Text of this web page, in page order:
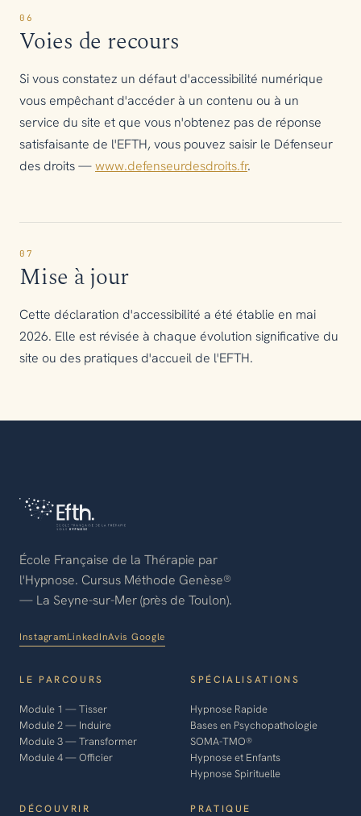
06
Voies de recours
Si vous constatez un défaut d'accessibilité numérique
vous empêchant d'accéder à un contenu ou à un
service du site et que vous n'obtenez pas de réponse
satisfaisante de l'EFTH, vous pouvez saisir le Défenseur
des droits —www.defenseurdesdroits.fr.
07
Mise à jour
Cette déclaration d'accessibilité a été établie en mai
2026. Elle est révisée à chaque évolution significative du
site ou des pratiques d'accueil de l'EFTH.
École Française de la Thérapie par
l'Hypnose. Cursus Méthode Genèse®
— La Seyne-sur-Mer (près de Toulon).
InstagramLinkedInAvis Google
LE PARCOURS
Module 1 — Tisser
Module 2 — Induire
Module 3 — Transformer
Module 4 — Officier
SPÉCIALISATIONS
Hypnose Rapide
Bases en Psychopathologie
SOMA-TMO®
Hypnose et Enfants
Hypnose Spirituelle
DÉCOUVRIR PRATIQUE